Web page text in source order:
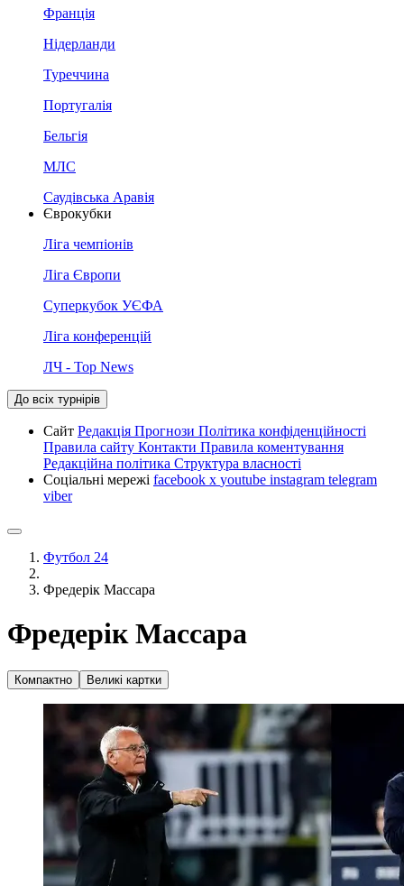
Франція
Нідерланди
Туреччина
Португалія
Бельгія
МЛС
Саудівська Аравія
Єврокубки
Ліга чемпіонів
Ліга Європи
Суперкубок УЄФА
Ліга конференцій
ЛЧ - Top News
До всіх турнірів
Сайт Редакція Прогнози Політика конфіденційності
Правила сайту Контакти Правила коментування
Редакційна політика Структура власності
Соціальні мережі facebook x youtube instagram telegram
viber
Футбол 24
Фредерік Массара
Фредерік Массара
Компактно Великі картки